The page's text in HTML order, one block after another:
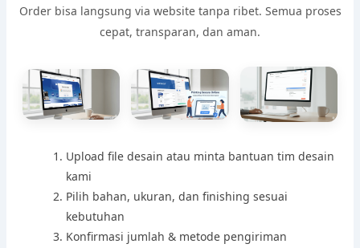
Order bisa langsung via website tanpa ribet. Semua proses
cepat, transparan, dan aman.
Upload file desain atau minta bantuan tim desain
kami
Pilih bahan, ukuran, dan finishing sesuai
kebutuhan
Konfirmasi jumlah & metode pengiriman